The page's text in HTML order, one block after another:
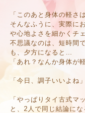
「このあと身体の軽さ
そんなふうに、実際に
や心地よさを細かくチ
不思議なのは、短時間
も、夕方になると…
「あれ？なんか身体が
「今日、調子いいよね」
「やっぱりタイ古式マ
と、2人で同じ結論に